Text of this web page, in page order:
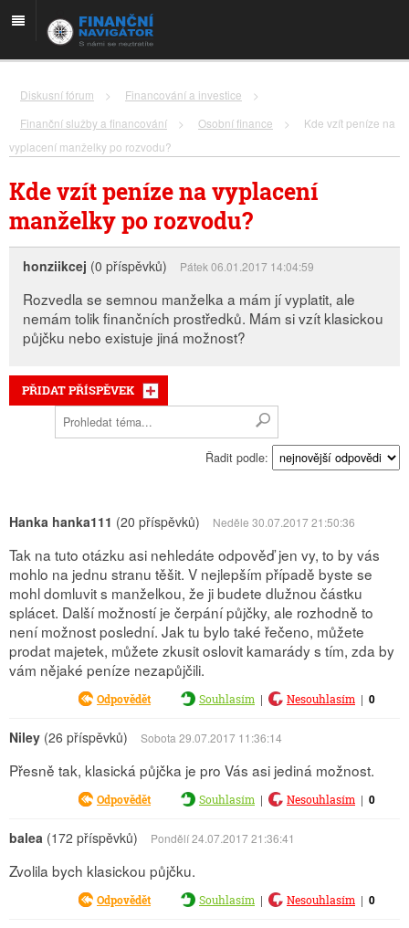
Diskusní fórum > Financování a investice
>
Finanční služby a financování
> Osobní finance >
Kde vzít peníze na
vyplacení manželky po rozvodu?
Kde vzít peníze na vyplacení
manželky po rozvodu?
honziikcej (0 příspěvků) Pátek 06.01.2017 14:04:59
Rozvedla se semnou manželka a mám jí vyplatit, ale
nemám tolik finančních prostředků. Mám si vzít klasickou
půjčku nebo existuje jiná možnost?
PŘIDAT PŘÍSPĚVEK
Řadit podle:
Hanka hanka111 (20 příspěvků) Neděle 30.07.2017 21:50:36
Tak na tuto otázku asi nehledáte odpověď jen vy, to by vás
mohlo na jednu stranu těšit. V nejlepším případě byste se
mohl domluvit s manželkou, že ji budete dlužnou částku
splácet. Další možností je čerpání půjčky, ale rozhodně to
není možnost poslední. Jak tu bylo také řečeno, můžete
prodat majetek, můžete zkusit oslovit kamarády s tím, zda by
vám nějaké peníze nezapůjčili.
Odpovědět Souhlasím | Nesouhlasím | 0
Niley (26 příspěvků) Sobota 29.07.2017 11:36:14
Přesně tak, klasická půjčka je pro Vás asi jediná možnost.
Odpovědět Souhlasím | Nesouhlasím | 0
balea (172 příspěvků) Pondělí 24.07.2017 21:36:41
Zvolila bych klasickou půjčku.
Odpovědět Souhlasím | Nesouhlasím | 0